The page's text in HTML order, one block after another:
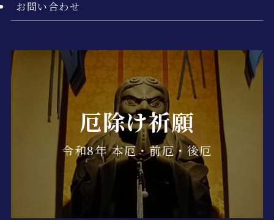
お問い合わせ
厄除け祈願
令和8年 本厄・前厄・後厄